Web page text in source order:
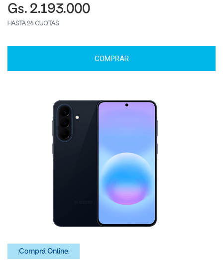
Gs. 2.193.000
HASTA 24 CUOTAS
COMPRAR
¡Comprá Online!